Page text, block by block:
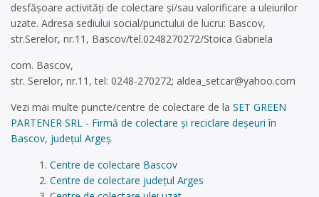
desfăşoare activităţi de colectare şi/sau valorificare a uleiurilor
uzate. Adresa sediului social/punctului de lucru: Bascov,
str.Serelor, nr.11, Bascov/tel.0248270272/Stoica Gabriela
com. Bascov,
str. Serelor, nr.11, tel: 0248-270272; aldea_setcar@yahoo.com
Vezi mai multe puncte/centre de colectare de la SET GREEN
PARTENER SRL - Firmă de colectare și reciclare deșeuri în
Bascov, județul Argeș
Centre de colectare Bascov
Centre de colectare județul Arges